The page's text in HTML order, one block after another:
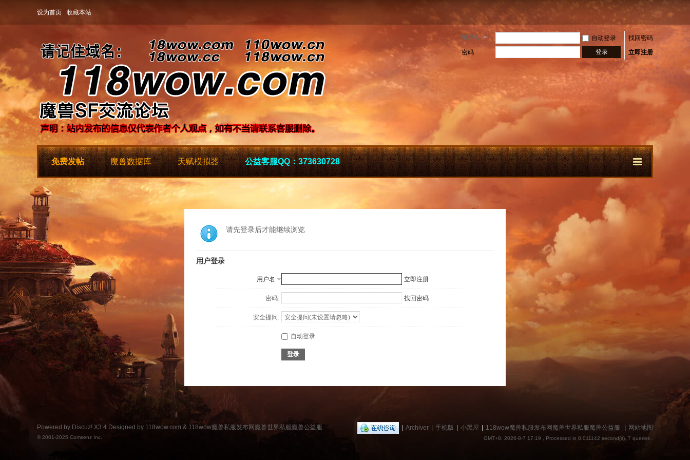
设为首页 收藏本站
用户名 自动登录
找回密码
密码
登录 立即注册
免费发帖 魔兽数据库 天赋模拟器 公益客服QQ：373630728
请先登录后才能继续浏览
用户登录
用户名 立即注册
密码: 找回密码
安全提问:
自动登录
登录
| Archiver | 手机版 | 小黑屋 | 118wow魔兽私服发布网魔兽世界私服魔兽公益服 | 网站地图
GMT+8, 2026-8-7 17:19 , Processed in 0.011142 second(s), 7 queries .
Powered by Discuz! X3.4 Designed by 118wow.com & 118wow魔兽私服发布网魔兽世界私服魔兽公益服
© 2001-2025 Comsenz Inc.